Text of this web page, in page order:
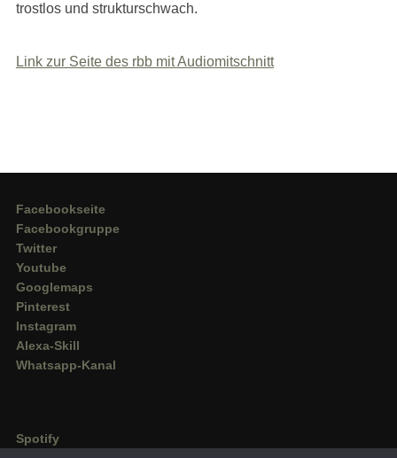
trostlos und strukturschwach.
Link zur Seite des rbb mit Audiomitschnitt
Facebookseite
Facebookgruppe
Twitter
Youtube
Googlemaps
Pinterest
Instagram
Alexa-Skill
Whatsapp-Kanal
Spotify